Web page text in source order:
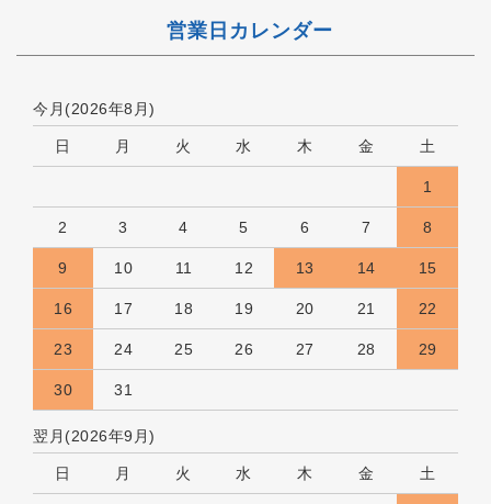
営業日カレンダー
今月(2026年8月)
日 月 火 水 木 金 土
1
2 3 4 5 6 7 8
9 10 11 12 13 14 15
16 17 18 19 20 21 22
23 24 25 26 27 28 29
30 31
翌月(2026年9月)
日 月 火 水 木 金 土